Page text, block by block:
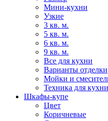
Мини-кухни
Узкие
3 кв. м.
5 кв. м.
6 кв. м.
9 кв. м.
Все для кухни
Варианты отделки
Мойки и
Техника для кухни
Шкафы-купе
Цвет
Коричневые